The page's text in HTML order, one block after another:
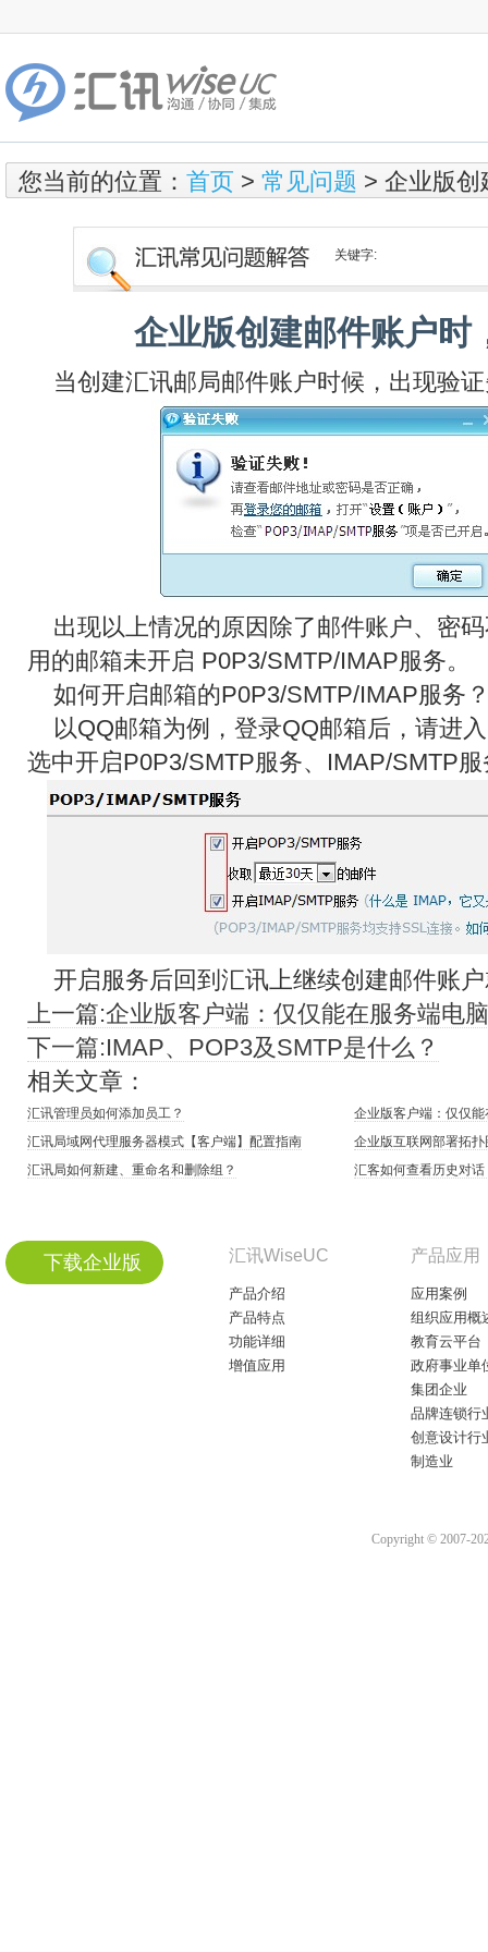
您当前的位置： 首页 > 常见问题 > 企业版
关键字:
企业版创建邮件账户时
当创建汇讯邮局邮件账户时候，出现验
出现以上情况的原因除了邮件账户、密
用的邮箱未开启 P0P3/SMTP/IMAP服务。
如何开启邮箱的P0P3/SMTP/IMAP服务
以QQ邮箱为例，登录QQ邮箱后，请进
选中开启P0P3/SMTP服务、IMAP/SMTP服
开启服务后回到汇讯上继续创建邮件账
上一篇:企业版客户端：仅仅能在服务端电
下一篇:IMAP、POP3及SMTP是什么？
相关文章：
汇讯管理员如何添加员工？
企业版客户端：仅仅
汇讯局域网代理服务器模式【客户端】配置指南
企业版互联网部署拓
汇讯局如何新建、重命名和删除组？
汇客如何查看历史对话
下载企业版 汇讯WiseUC
产品介绍
产品特点
功能详细
增值应用
产品应用
应用案例
组织应用概
教育云平台
政府事业单
集团企业
品牌连锁行
创意设计行
制造业
Copyright © 2007-